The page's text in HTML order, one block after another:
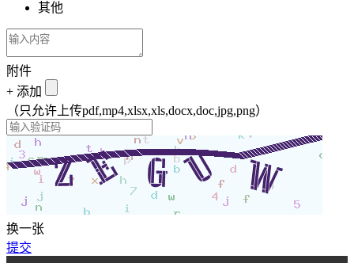
其他
附件
+ 添加
（只允许上传pdf,mp4,xlsx,xls,docx,doc,jpg,png）
换一张
提交